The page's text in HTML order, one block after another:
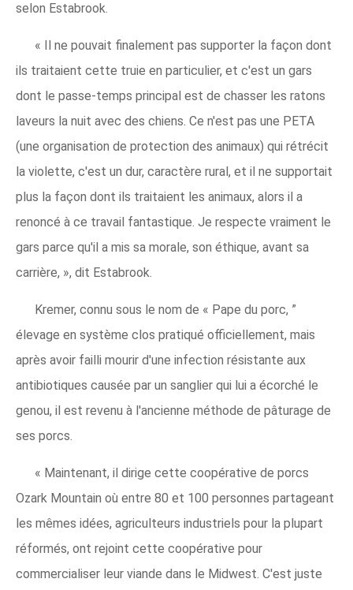
selon Estabrook.
« Il ne pouvait finalement pas supporter la façon dont
ils traitaient cette truie en particulier, et c'est un gars
dont le passe-temps principal est de chasser les ratons
laveurs la nuit avec des chiens. Ce n'est pas une PETA
(une organisation de protection des animaux) qui rétrécit
la violette, c'est un dur, caractère rural, et il ne supportait
plus la façon dont ils traitaient les animaux, alors il a
renoncé à ce travail fantastique. Je respecte vraiment le
gars parce qu'il a mis sa morale, son éthique, avant sa
carrière, », dit Estabrook.
Kremer, connu sous le nom de « Pape du porc, ”
élevage en système clos pratiqué officiellement, mais
après avoir failli mourir d'une infection résistante aux
antibiotiques causée par un sanglier qui lui a écorché le
genou, il est revenu à l'ancienne méthode de pâturage de
ses porcs.
« Maintenant, il dirige cette coopérative de porcs
Ozark Mountain où entre 80 et 100 personnes partageant
les mêmes idées, agriculteurs industriels pour la plupart
réformés, ont rejoint cette coopérative pour
commercialiser leur viande dans le Midwest. C'est juste